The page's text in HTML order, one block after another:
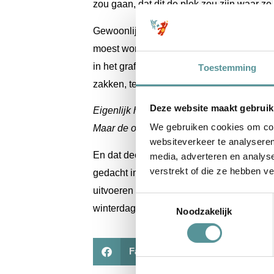
Toestemming
Deze website maakt
We gebruiken cookies om
websiteverkeer te
media, adverteren en
verstrekt of die ze hebben
Noodzakelijk
zou gaan, dat dit de plek zou zijn waar ze
Gewoonlijk kan dit met een kindergrafje
moest worden. Dus met de
in het graf konden staan. Hij moest even
zakken, te diep om er zo in te tillen.
Eigenlijk houden we daar niet zo van,
Maar de overtuiging waarmee hij dat zei,
En dat deed hij! Diezelfde avond heeft
gedacht in ‘hoe ze het altijd doen’,
uitvoeren zoals ze dat graag wilden. Op
winterdag, hij ging net dat stapje verder.
Facebook